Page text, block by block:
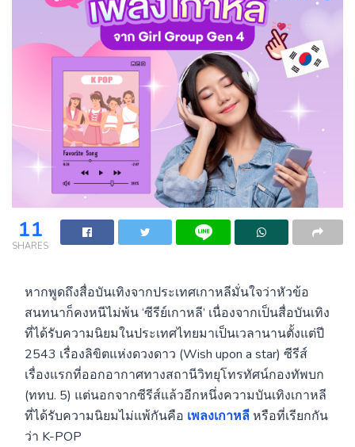
11
SHARES
หากพูดถึงสื่อบันเทิงจากประเทศเกาหลีมั่นใจว่าหัวข้อ
สนทนาก็คงหนีไม่พ้น ‘ซีรีย์เกาหลี’ เนื่องจากเป็นสื่อบันเทิง
ที่ได้รับความนิยมในประเทศไทยมาเป็นเวลานานตั้งแต่ปี
2543 เรื่องลิขิตแห่งดวงดาว (Wish upon a star) ซีรีส์
เรื่องแรกที่ออกอากาศทางสถานีวิทยุโทรทัศน์กองทัพบก
(ททบ. 5) แต่นอกจากซีรีส์แล้วอีกหนึ่งความบันเทิงเกาหลี
ที่ได้รับความนิยมไม่แพ้กันคือ เพลงเกาหลีหรือที่เรียกกัน
ว่า K-POP